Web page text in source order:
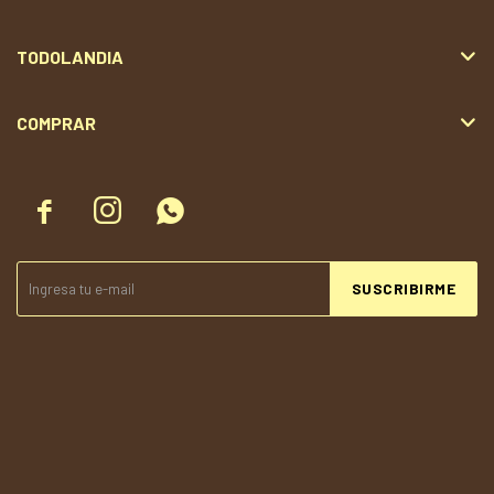
  
SUSCRIBIRME
TODOLANDIA
COMPRAR